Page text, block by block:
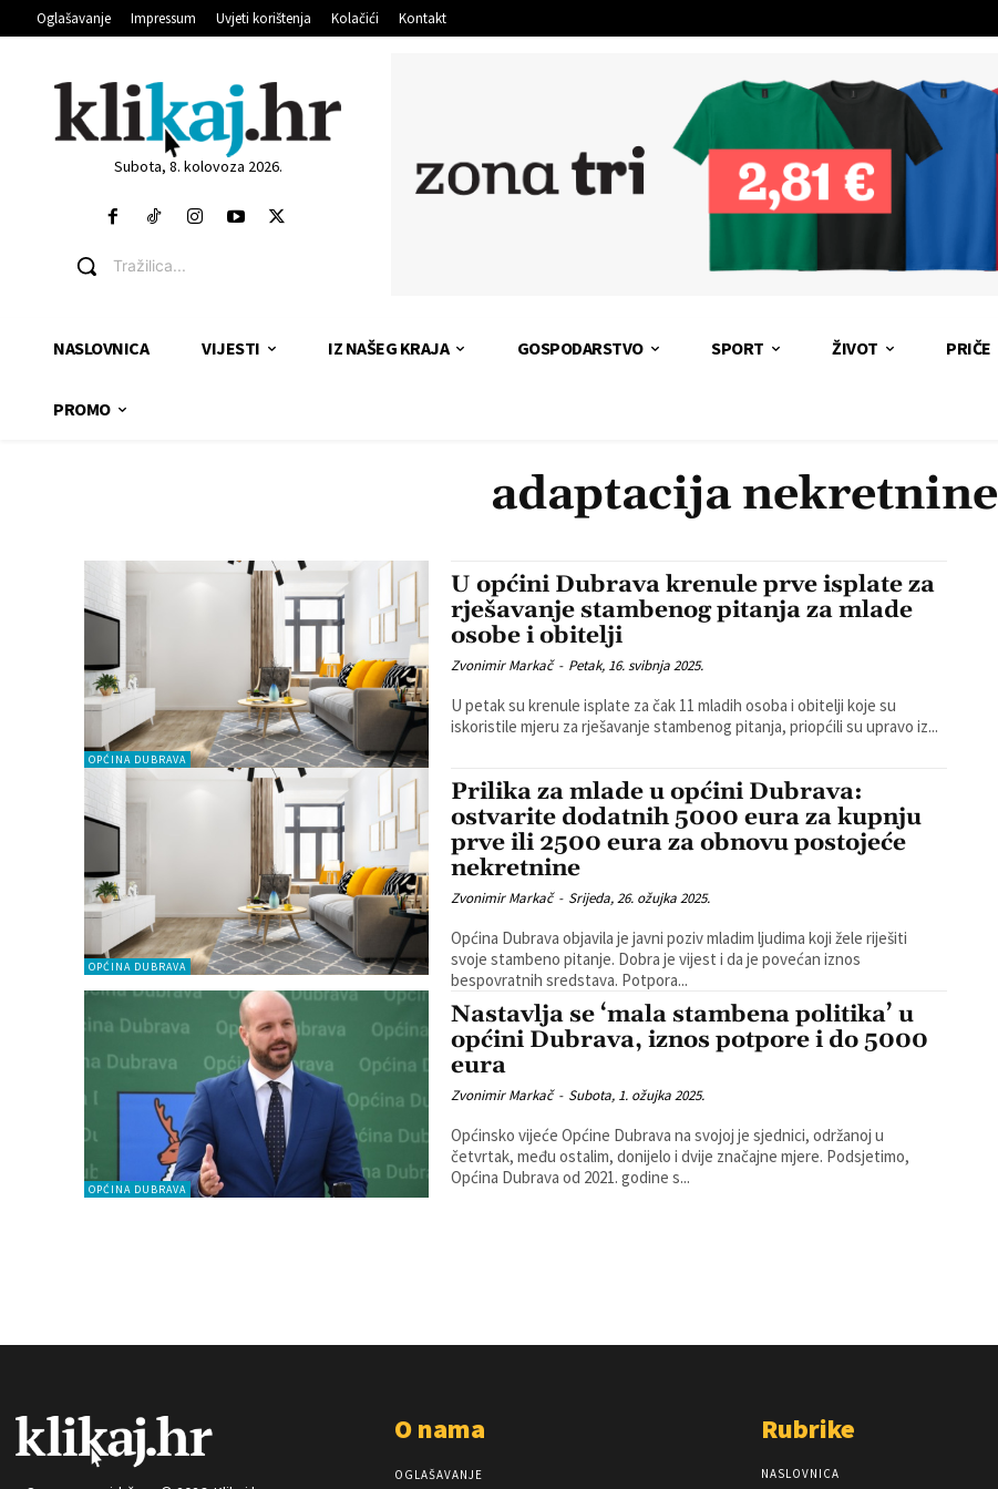
Oglašavanje Impressum Uvjeti korištenja Kolačići Kontakt
Subota, 8. kolovoza 2026.
Tražilica...
NASLOVNICA VIJESTI IZ NAŠEG KRAJA GOSPODARSTVO SPORT ŽIVOT PRIČE
PROMO
adaptacija nekretnine
OPĆINA DUBRAVA
U općini Dubrava krenule prve isplate za
rješavanje stambenog pitanja za mlade
osobe i obitelji
Zvonimir Markač - Petak, 16. svibnja 2025.
U petak su krenule isplate za čak 11 mladih osoba i obitelji koje su
iskoristile mjeru za rješavanje stambenog pitanja, priopćili su upravo iz...
OPĆINA DUBRAVA
Prilika za mlade u općini Dubrava:
ostvarite dodatnih 5000 eura za kupnju
prve ili 2500 eura za obnovu postojeće
nekretnine
Zvonimir Markač - Srijeda, 26. ožujka 2025.
Općina Dubrava objavila je javni poziv mladim ljudima koji žele riješiti
svoje stambeno pitanje. Dobra je vijest i da je povećan iznos
bespovratnih sredstava. Potpora...
OPĆINA DUBRAVA
Nastavlja se ‘mala stambena politika’ u
općini Dubrava, iznos potpore i do 5000
eura
Zvonimir Markač - Subota, 1. ožujka 2025.
Općinsko vijeće Općine Dubrava na svojoj je sjednici, održanoj u
četvrtak, među ostalim, donijelo i dvije značajne mjere. Podsjetimo,
Općina Dubrava od 2021. godine s...
O nama
OGLAŠAVANJE
Rubrike
NASLOVNICA